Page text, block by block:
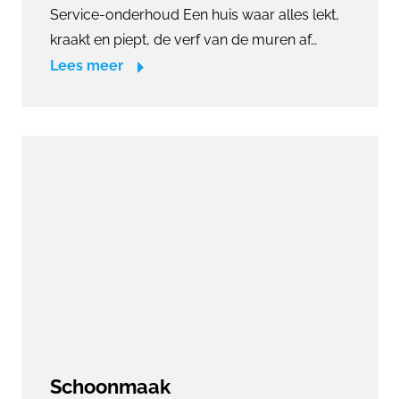
Service-onderhoud Een huis waar alles lekt,
kraakt en piept, de verf van de muren af…
Lees meer
Schoonmaak